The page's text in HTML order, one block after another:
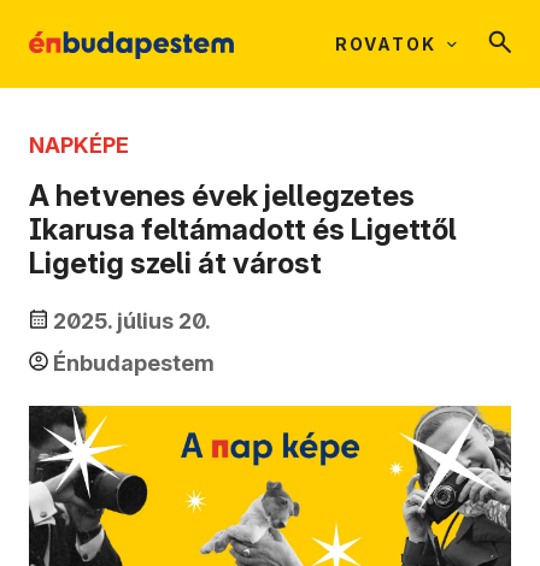
ROVATOK
NAPKÉPE
A hetvenes évek jellegzetes
Ikarusa feltámadott és Ligettől
Ligetig szeli át várost
2025. július 20.
Énbudapestem